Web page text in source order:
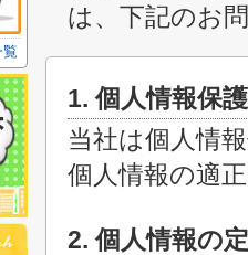
は、下記のお
1. 個人情報保
当社は個人情
個人情報の適
2. 個人情報の